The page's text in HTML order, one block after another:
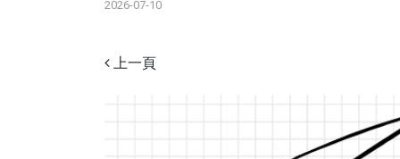
2026-07-10
上一頁